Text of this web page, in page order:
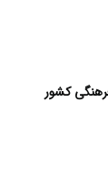
کشور